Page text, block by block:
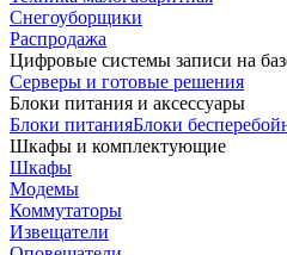
Снегоуборщики
Распродажа
Цифровые системы записи на
Серверы и готовые решения
Блоки питания и аксессуары
Блоки питанияБлоки
Шкафы и комплектующие
Шкафы
Модемы
Коммутаторы
Извещатели